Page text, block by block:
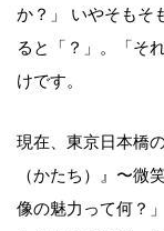
か？」 いやそもそ
ると「？」。「そ
けです。
現在、東京日本橋
（かたち）』〜微
像の魅力って何？